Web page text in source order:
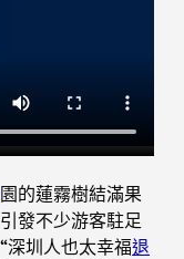
園的蓮霧樹結滿果
發不少游客駐足
深圳人也太幸福退